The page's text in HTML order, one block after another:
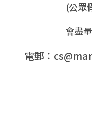
(公眾假期
會盡量安
電郵：